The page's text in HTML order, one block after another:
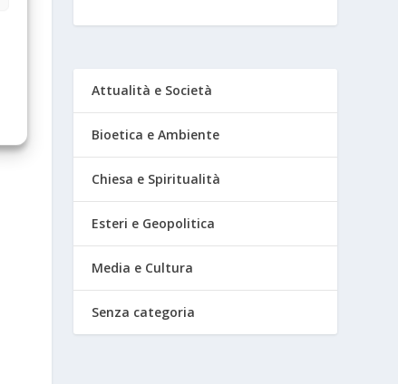
Attualità e Società
Bioetica e Ambiente
Chiesa e Spiritualità
Esteri e Geopolitica
Media e Cultura
Senza categoria